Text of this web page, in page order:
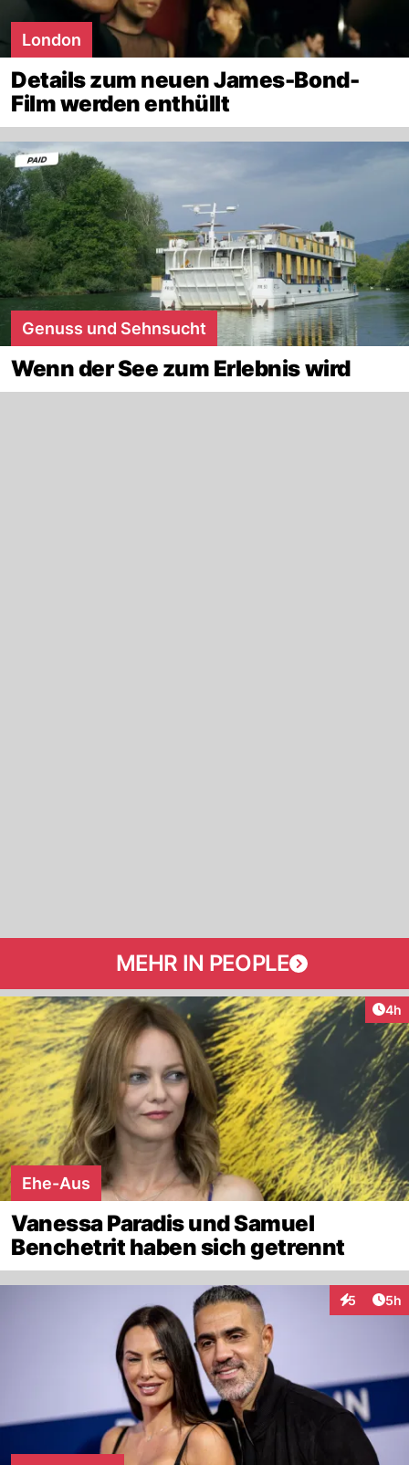
London
Details zum neuen James-Bond-
Film werden enthüllt
Genuss und Sehnsucht
Wenn der See zum Erlebnis wird
MEHR IN PEOPLE
4h
Ehe-Aus
Vanessa Paradis und Samuel
Benchetrit haben sich getrennt
5 5h